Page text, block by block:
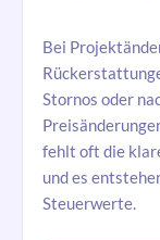
Bei
Stornos oder
fehlt oft die
und es
Steuerwerte.